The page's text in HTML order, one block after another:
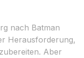
nach Batman
Herausforderung,
Aber